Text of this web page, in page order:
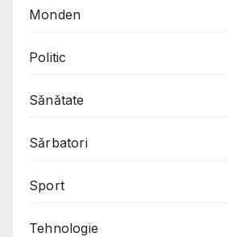
Monden
Politic
Sănătate
Sărbatori
Sport
Tehnologie